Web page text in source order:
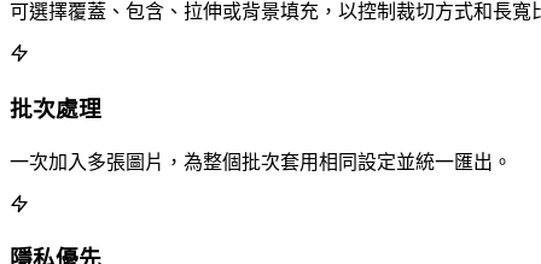
可選擇覆蓋、包含、拉伸或背景填充，以控制裁切方式和長寬
批次處理
一次加入多張圖片，為整個批次套用相同設定並統一匯出。
隱私優先